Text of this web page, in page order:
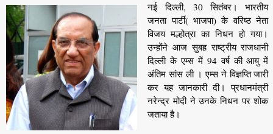
नई दिल्ली, 30 सितंबर। भारतीय
जनता पार्टी( भाजपा) के वरिष्ठ नेता
विजय मल्होत्रा का निधन हो गया।
उन्होंने आज सुबह राष्ट्रीय राजधानी
दिल्ली के एम्स में 94 वर्ष की आयु में
अंतिम सांस ली । एम्स ने विज्ञप्ति जारी
कर यह जानकारी दी। प्रधानमंत्री
नरेन्द्र मोदी ने उनके निधन पर शोक
जताया है।